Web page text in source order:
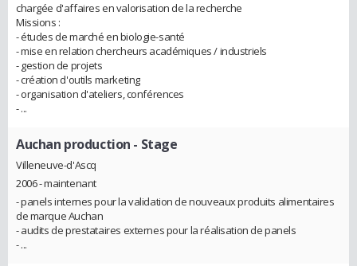
chargée d'affaires en valorisation de la recherche
Missions :
- études de marché en biologie-santé
- mise en relation chercheurs académiques / industriels
- gestion de projets
- création d'outils marketing
- organisation d'ateliers, conférences
- ...
Auchan production - Stage
Villeneuve-d'Ascq
2006 - maintenant
- panels internes pour la validation de nouveaux produits alimentaires
de marque Auchan
- audits de prestataires externes pour la réalisation de panels
- ...